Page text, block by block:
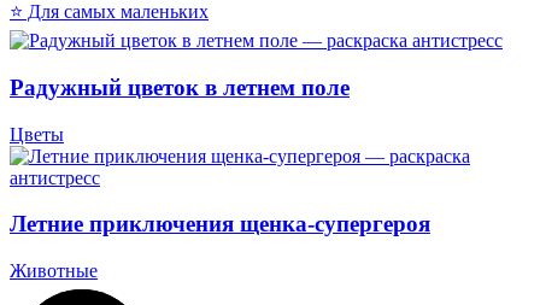
⭐ Для самых маленьких
Радужный цветок в летнем поле
Цветы
Летние приключения щенка-супергероя
Животные